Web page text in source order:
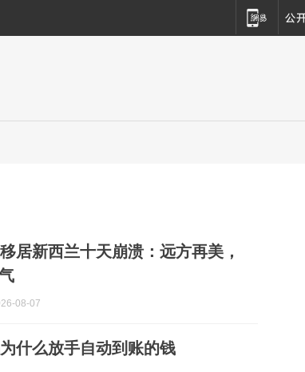
居新西兰十天崩溃：远方再美，
08-07
什么放手自动到账的钱